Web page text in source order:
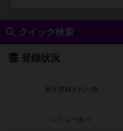
クイック検索
登録状況
最近登録された順
レビューあり